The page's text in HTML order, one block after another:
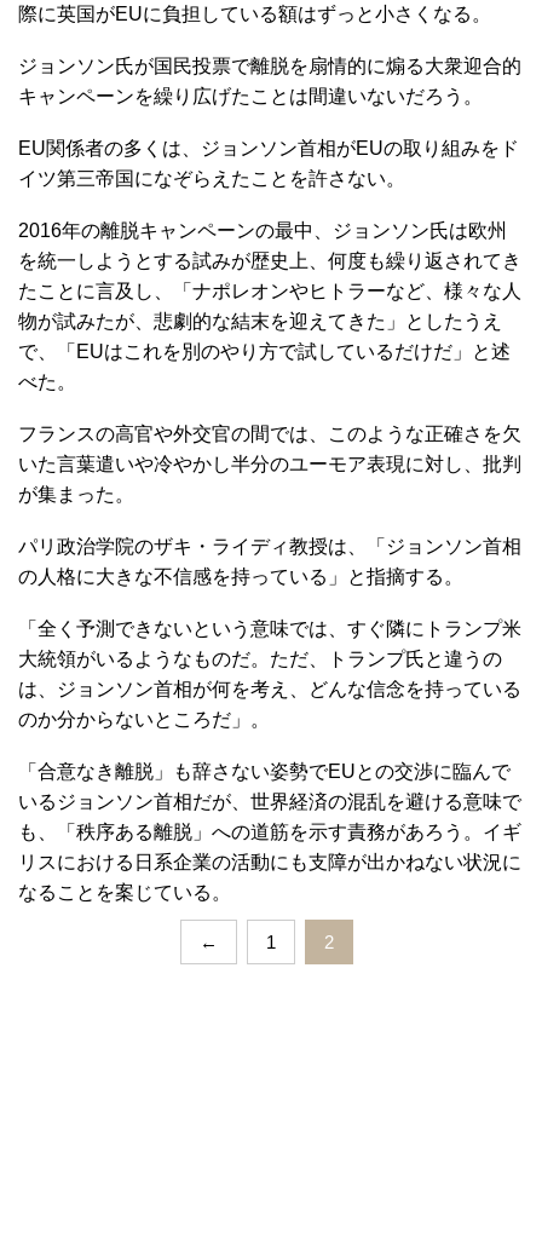
際に英国がEUに負担している額はずっと小さくなる。
ジョンソン氏が国民投票で離脱を扇情的に煽る大衆迎合的
キャンペーンを繰り広げたことは間違いないだろう。
EU関係者の多くは、ジョンソン首相がEUの取り組みをド
イツ第三帝国になぞらえたことを許さない。
2016年の離脱キャンペーンの最中、ジョンソン氏は欧州
を統一しようとする試みが歴史上、何度も繰り返されてき
たことに言及し、「ナポレオンやヒトラーなど、様々な人
物が試みたが、悲劇的な結末を迎えてきた」としたうえ
で、「EUはこれを別のやり方で試しているだけだ」と述
べた。
フランスの高官や外交官の間では、このような正確さを欠
いた言葉遣いや冷やかし半分のユーモア表現に対し、批判
が集まった。
パリ政治学院のザキ・ライディ教授は、「ジョンソン首相
の人格に大きな不信感を持っている」と指摘する。
「全く予測できないという意味では、すぐ隣にトランプ米
大統領がいるようなものだ。ただ、トランプ氏と違うの
は、ジョンソン首相が何を考え、どんな信念を持っている
のか分からないところだ」。
「合意なき離脱」も辞さない姿勢でEUとの交渉に臨んで
いるジョンソン首相だが、世界経済の混乱を避ける意味で
も、「秩序ある離脱」への道筋を示す責務があろう。イギ
リスにおける日系企業の活動にも支障が出かねない状況に
なることを案じている。
← 1 2